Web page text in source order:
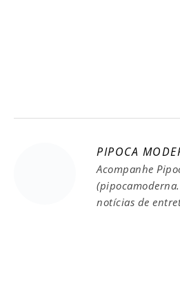
PIPOCA
Acompanhe
notícias de